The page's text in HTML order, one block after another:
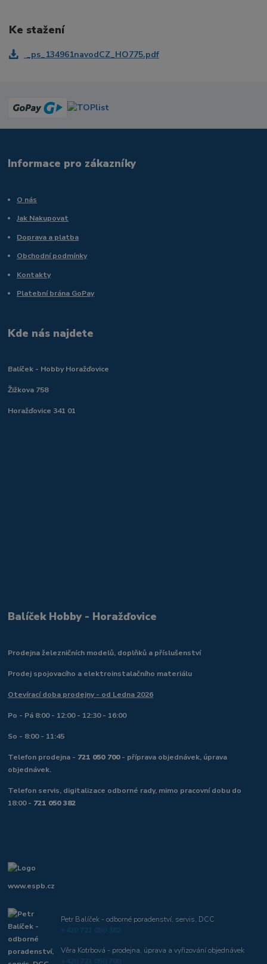
Ke stažení
_ps_134961navodCZ_HO775.pdf
Informace pro zákazníky
O nás
Jak Nakupovat
Doprava a platba
Obchodní podmínky
Kontakty
Platební brána GoPay
Kde nás najdete
Balíček - Hobby Horažďovice
Žižkova 758
Horažďovice 341 01
Balíček Hobby - Horažďovice
Prodejna železničních modelů, doplňků a příslušenství
Prodej spojovacího a elektroinstalačního materiálu
Otevírací doba prodejny - od Ledna 2026
Po - Pá 8:00 - 12:00 - 12:30 - 16:00
So - 8:00 - 11:45
Telefon prodejna - 721 050 700- příprava objednávek, úprava
objednávek.
Telefon servis, digitalizace odborné rady, mimo pracovní dobu do
18:00 - 721 050 382
www.espb.cz
Petr Balíček - odborné poradenství, servis, DCC
+420 721 050 382
Věra Kotrbová - prodejna, úprava a vyřizování objednávek
+420 721 050 700